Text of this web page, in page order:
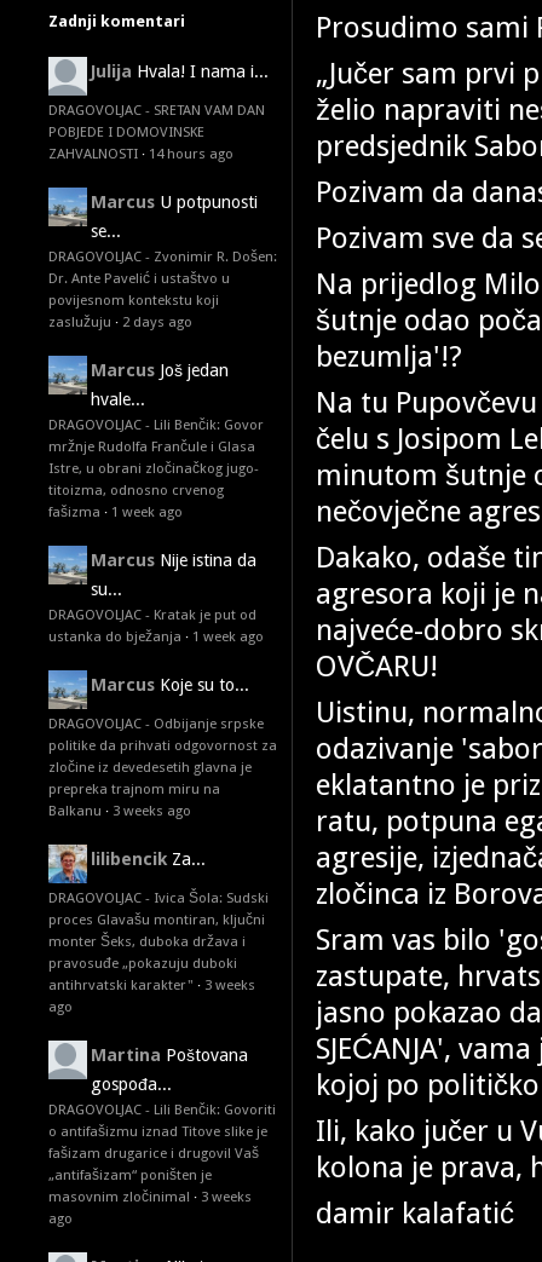
Zadnji komentari
Julija Hvala! I nama i...
DRAGOVOLJAC - SRETAN VAM DAN
POBJEDE I DOMOVINSKE
ZAHVALNOSTI · 14 hours ago
Marcus U potpunosti
se...
DRAGOVOLJAC - Zvonimir R. Došen:
Dr. Ante Pavelić i ustaštvo u
povijesnom kontekstu koji
zaslužuju · 2 days ago
Marcus Još jedan
hvale...
DRAGOVOLJAC - Lili Benčik: Govor
mržnje Rudolfa Frančule i Glasa
Istre, u obrani zločinačkog jugo-
titoizma, odnosno crvenog
fašizma · 1 week ago
Marcus Nije istina da
su...
DRAGOVOLJAC - Kratak je put od
ustanka do bježanja · 1 week ago
Marcus Koje su to...
DRAGOVOLJAC - Odbijanje srpske
politike da prihvati odgovornost za
zločine iz devedesetih glavna je
prepreka trajnom miru na
Balkanu · 3 weeks ago
lilibencik Za...
DRAGOVOLJAC - Ivica Šola: Sudski
proces Glavašu montiran, ključni
monter Šeks, duboka država i
pravosuđe „pokazuju duboki
antihrvatski karakter" · 3 weeks
ago
Martina Poštovana
gospođa...
DRAGOVOLJAC - Lili Benčik: Govoriti
o antifašizmu iznad Titove slike je
fašizam drugarice i drugovi! Vaš
„antifašizam“ poništen je
masovnim zločinima! · 3 weeks
ago
Prosudimo sami
„Jučer sam prvi
želio napraviti
predsjednik
Pozivam da
Pozivam sve da
Na prijedlog
šutnje odao
bezumlja'!?
Na tu
čelu s Josipom
minutom šutnje
nečovječne
Dakako, odaše
agresora koji je
najveće-dobro
OVČARU!
Uistinu,
odazivanje
eklatantno je
ratu, potpuna
agresije,
zločinca iz
Sram vas bilo
zastupate,
jasno pokazao
SJEĆANJA',
kojoj po
Ili, kako jučer u
kolona je prava,
damir kalafatić